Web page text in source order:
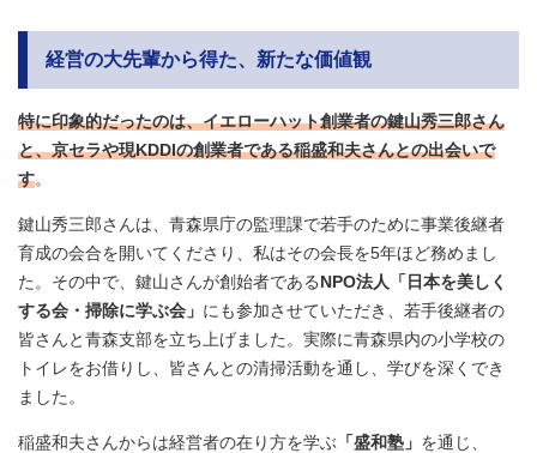
経営の大先輩から得た、新たな価値観
特に印象的だったのは、イエローハット創業者の鍵山秀三郎さん
と、京セラや現KDDIの創業者である稲盛和夫さんとの出会いで
す。
鍵山秀三郎さんは、青森県庁の監理課で若手のために事業後継者
育成の会合を開いてくださり、私はその会長を5年ほど務めまし
た。その中で、鍵山さんが創始者であるNPO法人「日本を美しく
する会・掃除に学ぶ会」 にも参加させていただき、若手後継者の
皆さんと青森支部を立ち上げました。実際に青森県内の小学校の
トイレをお借りし、皆さんとの清掃活動を通し、学びを深くでき
ました。
稲盛和夫さんからは経営者の在り方を学ぶ 「盛和塾」 を通じ、